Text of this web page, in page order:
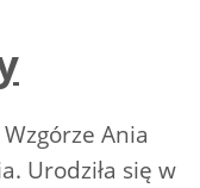
Ania
Urodziła się w